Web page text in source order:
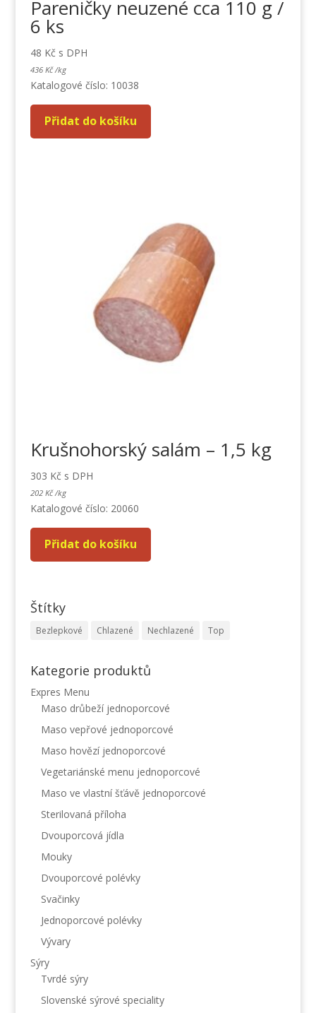
Pareničky neuzené cca 110 g /
6 ks
48 Kč s DPH
436 Kč /kg
Katalogové číslo: 10038
Přidat do košíku
Krušnohorský salám – 1,5 kg
303 Kč s DPH
202 Kč /kg
Katalogové číslo: 20060
Přidat do košíku
Štítky
Bezlepkové Chlazené Nechlazené Top
Kategorie produktů
Expres Menu
Maso drůbeží jednoporcové
Maso vepřové jednoporcové
Maso hovězí jednoporcové
Vegetariánské menu jednoporcové
Maso ve vlastní šťávě jednoporcové
Sterilovaná příloha
Dvouporcová jídla
Mouky
Dvouporcové polévky
Svačinky
Jednoporcové polévky
Vývary
Sýry
Tvrdé sýry
Slovenské sýrové speciality